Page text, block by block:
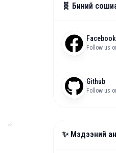
🧬 Биний
Facebook
Follow us
Github
Follow us
✨ Мэдээний